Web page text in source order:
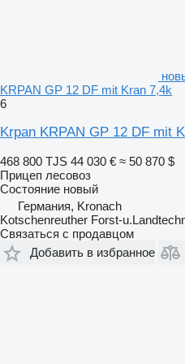
KRPAN GP 12 DF mit Kran 7,4k
6
Krpan KRPAN GP 12 DF mit
468 800 TJS 44 030 € ≈ 50 870 $
Прицеп лесовоз
Состояние новый
Германия, Kronach
Kotschenreuther Forst-
Связаться с продавцом
Добавить в избранное